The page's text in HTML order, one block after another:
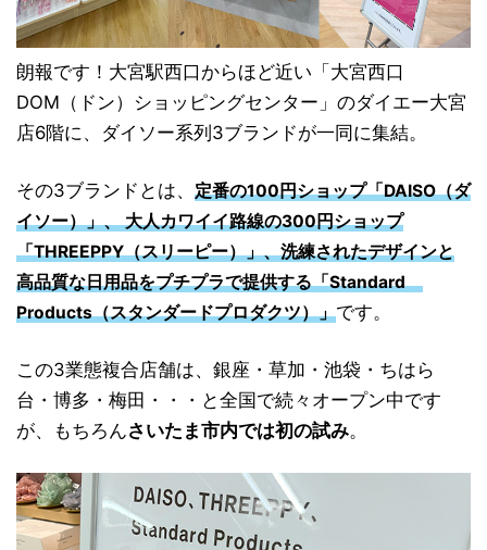
朗報です！大宮駅西口からほど近い「大宮西口
DOM（ドン）ショッピングセンター」のダイエー大宮
店6階に、ダイソー系列3ブランドが一同に集結。
その3ブランドとは、 定番の100円ショップ「DAISO（ダ
イソー）」、 大人カワイイ路線の300円ショップ
「THREEPPY（スリーピー）」、洗練されたデザインと
高品質な日用品をプチプラで提供する「Standard
Products（スタンダードプロダクツ）」です。
この3業態複合店舗は、銀座・草加・池袋・ちはら
台・博多・梅田・・・と全国で続々オープン中です
が、もちろんさいたま市内では初の試み。